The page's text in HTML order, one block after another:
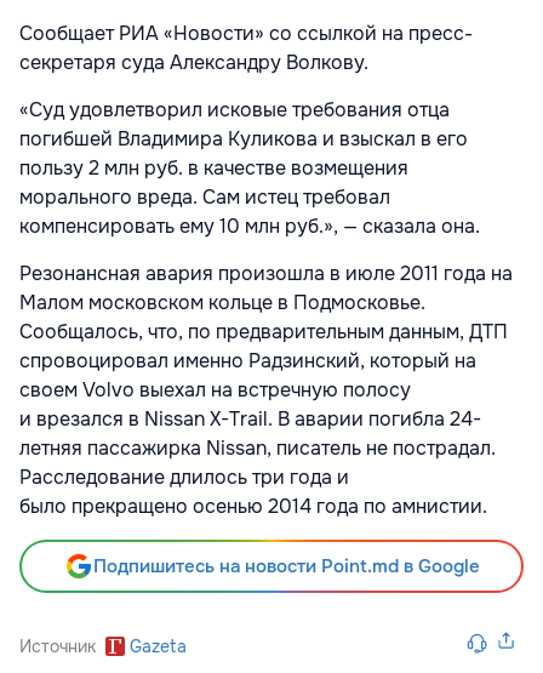
Сообщает РИА «Новости» со ссылкой на пресс-
секретаря суда Александру Волкову.
«Суд удовлетворил исковые требования отца
погибшей Владимира Куликова и взыскал в его
пользу 2 млн руб. в качестве возмещения
морального вреда. Сам истец требовал
компенсировать ему 10 млн руб.», — сказала она.
Резонансная авария произошла в июле 2011 года на
Малом московском кольце в Подмосковье.
Сообщалось, что, по предварительным данным, ДТП
спровоцировал именно Радзинский, который на
своем Volvo выехал на встречную полосу
и врезался в Nissan X-Trail. В аварии погибла 24-
летняя пассажирка Nissan, писатель не пострадал.
Расследование длилось три года и
было прекращено осенью 2014 года по амнистии.
Подпишитесь на новости Point.md в Google
Источник Gazeta